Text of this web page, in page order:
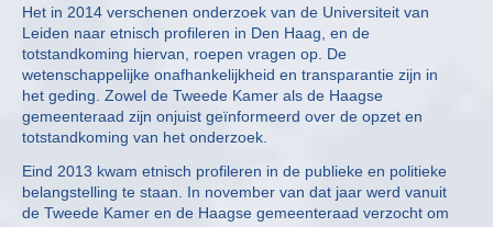
Het in 2014 verschenen onderzoek van de Universiteit van
Leiden naar etnisch profileren in Den Haag, en de
totstandkoming hiervan, roepen vragen op. De
wetenschappelijke onafhankelijkheid en transparantie zijn in
het geding. Zowel de Tweede Kamer als de Haagse
gemeenteraad zijn onjuist geïnformeerd over de opzet en
totstandkoming van het onderzoek.
Eind 2013 kwam etnisch profileren in de publieke en politieke
belangstelling te staan. In november van dat jaar werd vanuit
de Tweede Kamer en de Haagse gemeenteraad verzocht om